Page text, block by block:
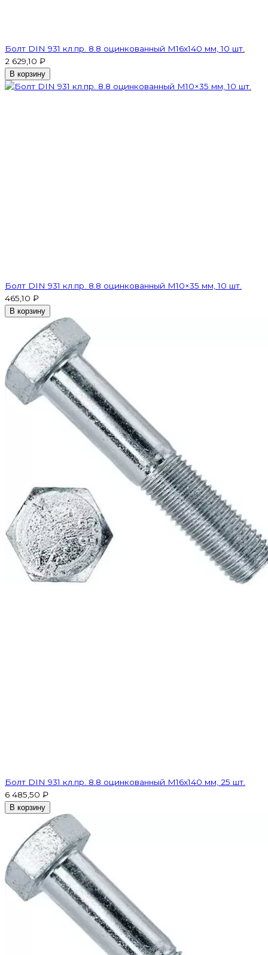
Болт DIN 931 кл.пр. 8.8 оцинкованный М16х140 мм, 10 шт.
2 629,10 ₽
В корзину
Болт DIN 931 кл.пр. 8.8 оцинкованный М10×35 мм, 10 шт.
465,10 ₽
В корзину
Болт DIN 931 кл.пр. 8.8 оцинкованный М16х140 мм, 25 шт.
6 485,50 ₽
В корзину